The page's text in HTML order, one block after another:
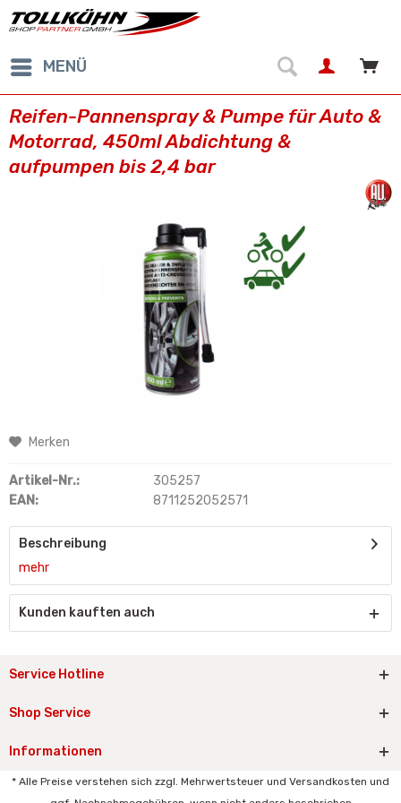
MENÜ
Reifen-Pannenspray & Pumpe für Auto &
Motorrad, 450ml Abdichtung &
aufpumpen bis 2,4 bar
Merken
Artikel-Nr.:
305257
EAN:
8711252052571
Beschreibung
mehr
Kunden kauften auch
Service Hotline
Shop Service
Informationen
* Alle Preise verstehen sich zzgl. Mehrwertsteuer und Versandkosten und